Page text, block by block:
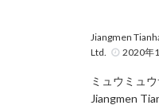
Jiangmen
Ltd.
2020年
ミュウミュ
Jiangmen